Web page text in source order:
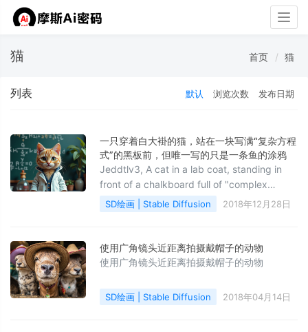
猫 首页 猫
列表 默认 浏览次数 发布日期
一只穿着白大褂的猫，站在一块写满“复杂方程
式”的黑板前，但唯一写的只是一条鱼的涂鸦
Jeddtlv3, A cat in a lab coat, standing in
front of a chalkboard full of "complex
equations," but the only thing written is a
doodle of a fishSteps: 35, CFG scale: 3.5,
SD绘画 | Stable Diffusion 2018年12月28日
使用广角镜头近距离拍摄戴帽子的动物
使用广角镜头近距离拍摄戴帽子的动物
SD绘画 | Stable Diffusion 2018年04月14日